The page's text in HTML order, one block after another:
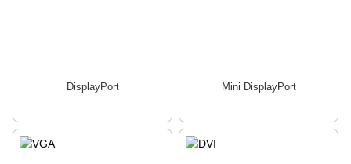
DisplayPort Mini DisplayPort